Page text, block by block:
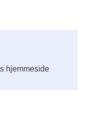
hjemmeside